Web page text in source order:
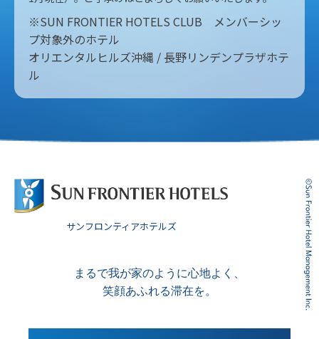
※SUN FRONTIER HOTELS CLUB メンバーシッ
プ対象外のホテル
オリエンタルヒルズ沖縄 / 長野リンデンプラザホテ
ル
サンフロンティアホテルズ
まるで我が家のように心地よく、
笑顔あふれる滞在を。